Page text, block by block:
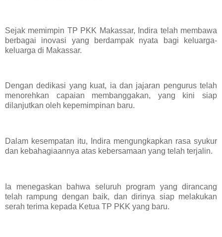
Sejak memimpin TP PKK Makassar, Indira telah membawa
berbagai inovasi yang berdampak nyata bagi keluarga-
keluarga di Makassar.
Dengan dedikasi yang kuat, ia dan jajaran pengurus telah
menorehkan capaian membanggakan, yang kini siap
dilanjutkan oleh kepemimpinan baru.
Dalam kesempatan itu, Indira mengungkapkan rasa syukur
dan kebahagiaannya atas kebersamaan yang telah terjalin.
Ia menegaskan bahwa seluruh program yang dirancang
telah rampung dengan baik, dan dirinya siap melakukan
serah terima kepada Ketua TP PKK yang baru.